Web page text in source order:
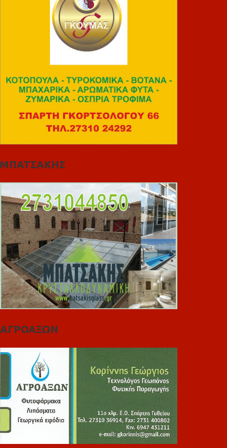
ΜΠΑΤΣΑΚΗΣ
ΑΓΡΟΑΞΩΝ